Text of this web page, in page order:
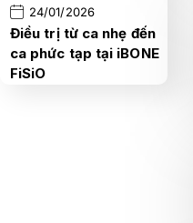
24/01/2026
Điều trị từ ca nhẹ đến
ca phức tạp tại iBONE
FiSiO